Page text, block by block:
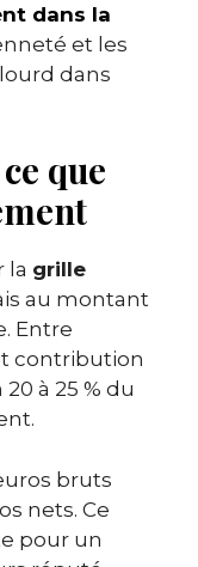
dans la
et les
dans
que
la grille
au montant
Entre
contribution
à 25 % du
bruts
nets. Ce
pour un